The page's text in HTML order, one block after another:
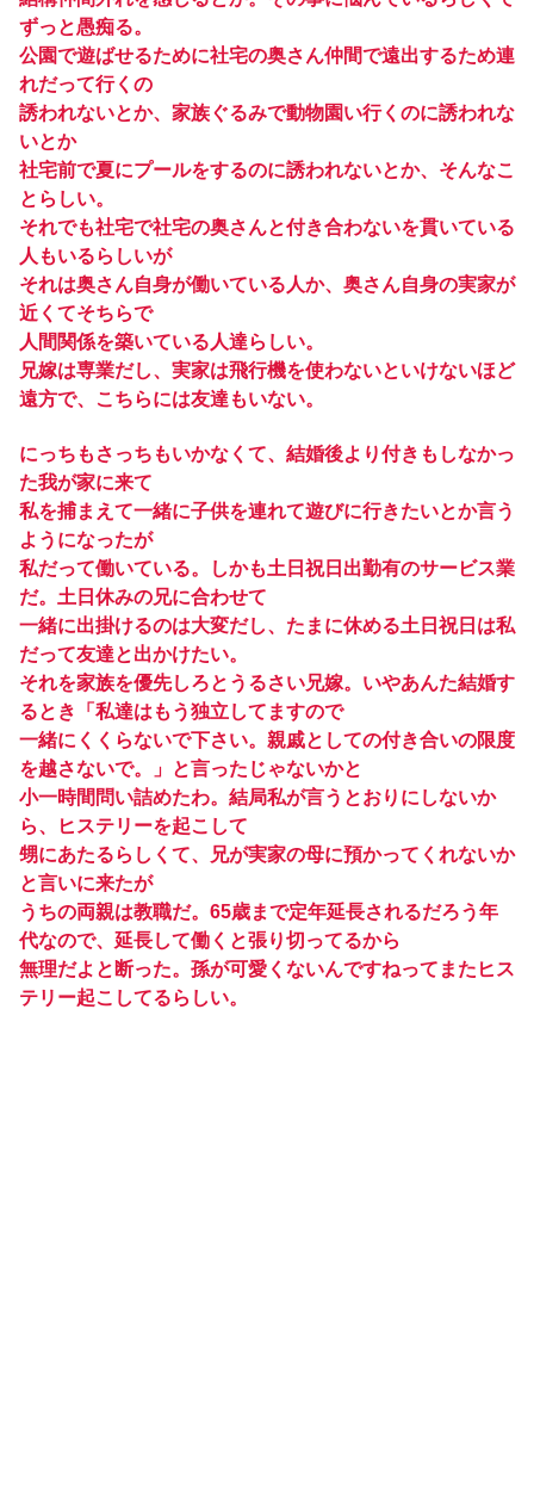
ずっと愚痴る。
公園で遊ばせるために社宅の奥さん仲間で遠出するため連
れだって行くの
誘われないとか、家族ぐるみで動物園い行くのに誘われな
いとか
社宅前で夏にプールをするのに誘われないとか、そんなこ
とらしい。
それでも社宅で社宅の奥さんと付き合わないを貫いている
人もいるらしいが
それは奥さん自身が働いている人か、奥さん自身の実家が
近くてそちらで
人間関係を築いている人達らしい。
兄嫁は専業だし、実家は飛行機を使わないといけないほど
遠方で、こちらには友達もいない。
にっちもさっちもいかなくて、結婚後より付きもしなかっ
た我が家に来て
私を捕まえて一緒に子供を連れて遊びに行きたいとか言う
ようになったが
私だって働いている。しかも土日祝日出勤有のサービス業
だ。土日休みの兄に合わせて
一緒に出掛けるのは大変だし、たまに休める土日祝日は私
だって友達と出かけたい。
それを家族を優先しろとうるさい兄嫁。いやあんた結婚す
るとき「私達はもう独立してますので
一緒にくくらないで下さい。親戚としての付き合いの限度
を越さないで。」と言ったじゃないかと
小一時間問い詰めたわ。結局私が言うとおりにしないか
ら、ヒステリーを起こして
甥にあたるらしくて、兄が実家の母に預かってくれないか
と言いに来たが
うちの両親は教職だ。65歳まで定年延長されるだろう年
代なので、延長して働くと張り切ってるから
無理だよと断った。孫が可愛くないんですねってまたヒス
テリー起こしてるらしい。